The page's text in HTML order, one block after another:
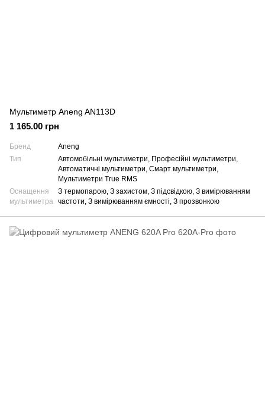
Мультиметр Aneng AN113D
1 165.00 грн
Бренд
Aneng
Тип
Автомобільні мультиметри, Професійні мультиметри,
Автоматичні мультиметри, Смарт мультиметри,
Мультиметри True RMS
Оснащення
мультиметра
З термопарою, З захистом, З підсвідкою, З вимірюванням
частоти, З вимірюванням ємності, З прозвонкою